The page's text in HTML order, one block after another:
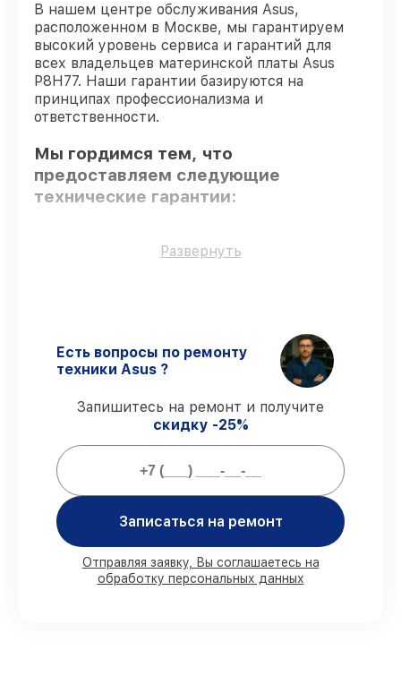
В нашем центре обслуживания Asus,
расположенном в Москве, мы гарантируем
высокий уровень сервиса и гарантий для
всех владельцев материнской платы Asus
P8H77. Наши гарантии базируются на
принципах профессионализма и
ответственности.
Мы гордимся тем, что
предоставляем следующие
технические гарантии:
Только фирменные комплектующие
Соблюдение сроков починки–
гарантируем завершение работ без
Гарантийное обслуживание– все
работы по восстановлению проводятся с
официальной гарантией.
Мы гарантируем:
80%работ с возможностью
присутствовать
90%комплектующих для материнских
Развернуть
Есть вопросы по ремонту
техники Asus ?
Запишитесь на ремонт и получите
скидку -25%
Записаться на ремонт
Отправляя заявку, Вы соглашаетесь на
обработку персональных данных